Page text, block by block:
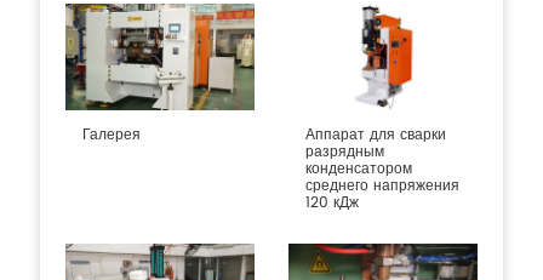
Галерея Аппарат для сварки
разрядным
конденсатором
среднего напряжения
120 кДж